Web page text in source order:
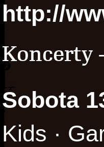
http://
Koncerty
Sobota
Kids ·